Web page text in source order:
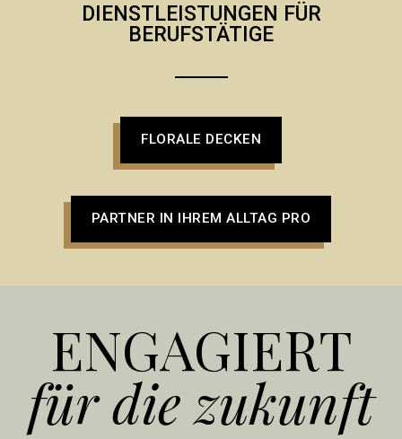
DIENSTLEISTUNGEN FÜR
BERUFSTÄTIGE
FLORALE DECKEN
PARTNER IN IHREM ALLTAG PRO
ENGAGIERT
für die zukunft